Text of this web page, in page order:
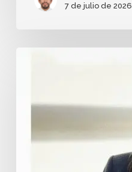
7 de julio de 2026